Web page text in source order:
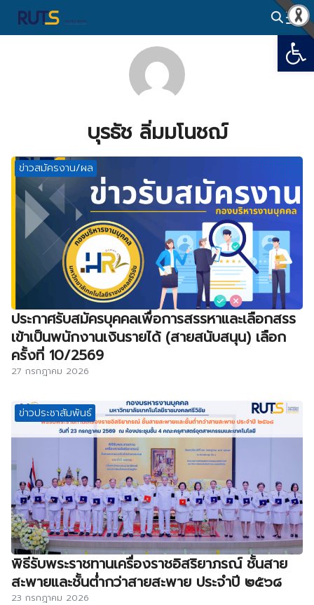
Skip
บุรธัช ลิ่มมโนชฌ์
ข่าวสมัครงาน/ผล
ประกาศรับสมัครบุคคลเพื่อการสรรหาและเลือกสรร
เข้าเป็นพนักงานเงินรายได้ (สายสนับสนุน) เลือก
ครั้งที่ 10/2569
27 กรกฎาคม 2026
ข่าวประชาสัมพันธ์
พิธีรับพระราชทานเครื่องราชอิสริยาภรณ์ ชั้นสาย
สะพายและชั้นต่ำกว่าสายสะพาย ประจำปี ๒๕๖๘
23 กรกฎาคม 2026